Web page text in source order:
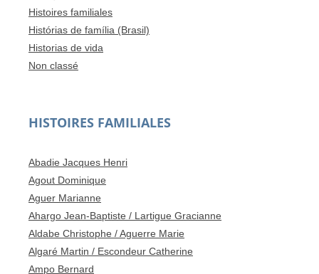
Histoires familiales
Histórias de família (Brasil)
Historias de vida
Non classé
HISTOIRES FAMILIALES
Abadie Jacques Henri
Agout Dominique
Aguer Marianne
Ahargo Jean-Baptiste / Lartigue Gracianne
Aldabe Christophe / Aguerre Marie
Algaré Martin / Escondeur Catherine
Ampo Bernard